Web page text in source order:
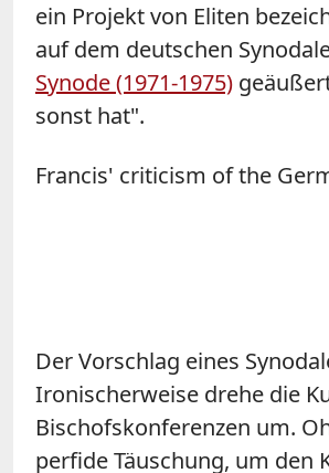
ein Projekt von Eliten
auf dem deutschen
Synode (1971-1975)
sonst hat".
Francis' criticism of the
Der Vorschlag eines
Ironischerweise drehe die
Bischofskonferenzen um.
perfide Täuschung, um den